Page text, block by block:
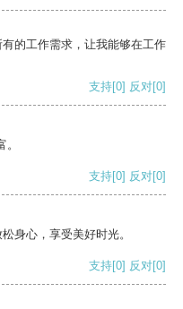
的工作需求，让我能够在工作
支持[0] 反对[0]
支持[0] 反对[0]
身心，享受美好时光。
支持[0] 反对[0]